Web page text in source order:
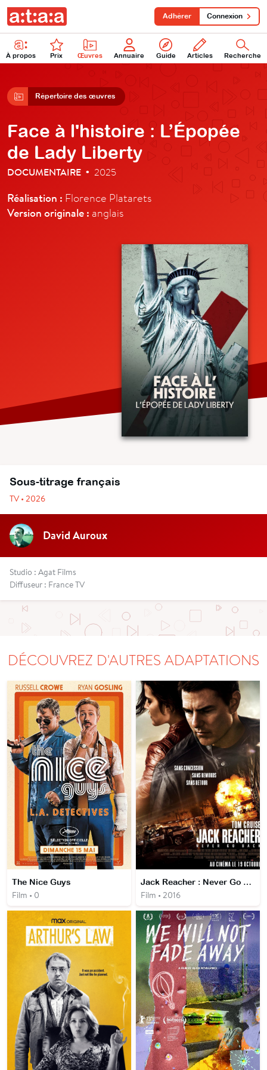
À propos Prix Œuvres Annuaire Guide Articles Recherche
Adhérer Connexion
Répertoire des œuvres
Face à l'histoire : L’Épopée
de Lady Liberty
DOCUMENTAIRE • 2025
Réalisation : Florence Platarets
Version originale : anglais
Sous-titrage français
TV • 2026
David Auroux
Studio : Agat Films
Diffuseur : France TV
DÉCOUVREZ D'AUTRES ADAPTATIONS
The Nice Guys
Film • 0
Jack Reacher : Never Go Back
Film • 2016